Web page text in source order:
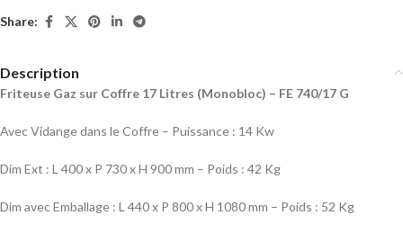
Share:
Description
Friteuse Gaz sur Coffre 17 Litres (Monobloc) – FE 740/17 G
Avec Vidange dans le Coffre – Puissance : 14 Kw
Dim Ext : L 400 x P 730 x H 900 mm – Poids : 42 Kg
Dim avec Emballage : L 440 x P 800 x H 1080 mm – Poids : 52 Kg